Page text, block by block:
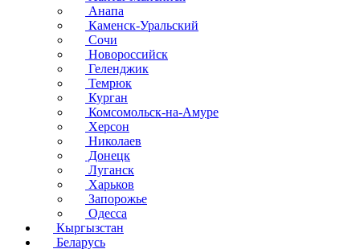
Анапа
Каменск-Уральский
Сочи
Новороссийск
Геленджик
Темрюк
Курган
Комсомольск-на-Амуре
Херсон
Николаев
Донецк
Луганск
Харьков
Запорожье
Одесса
Кыргызстан
Беларусь